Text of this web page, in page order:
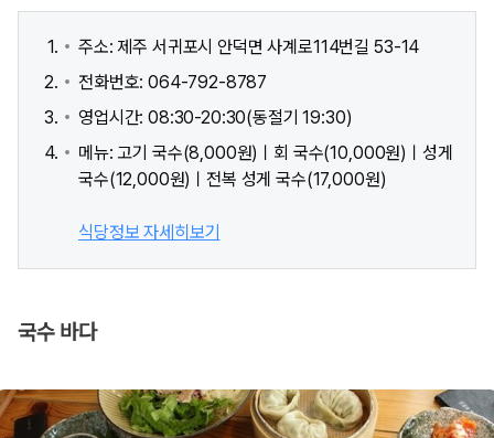
주소: 제주 서귀포시 안덕면 사계로114번길 53-14
전화번호: 064-792-8787
영업시간: 08:30-20:30(동절기 19:30)
메뉴: 고기 국수(8,000원)ㅣ회 국수(10,000원)ㅣ성게
국수(12,000원)ㅣ전복 성게 국수(17,000원)
식당정보 자세히보기
국수 바다